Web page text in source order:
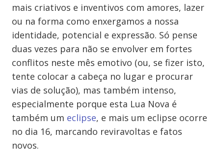
mais criativos e inventivos com amores, lazer
ou na forma como enxergamos a nossa
identidade, potencial e expressão. Só pense
duas vezes para não se envolver em fortes
conflitos neste mês emotivo (ou, se fizer isto,
tente colocar a cabeça no lugar e procurar
vias de solução), mas também intenso,
especialmente porque esta Lua Nova é
também um eclipse, e mais um eclipse ocorre
no dia 16, marcando reviravoltas e fatos
novos.